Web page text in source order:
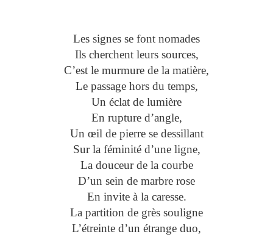
Les signes se font nomades
Ils cherchent leurs sources,
C’est le murmure de la matière,
Le passage hors du temps,
Un éclat de lumière
En rupture d’angle,
Un œil de pierre se dessillant
Sur la féminité d’une ligne,
La douceur de la courbe
D’un sein de marbre rose
En invite à la caresse.
La partition de grès souligne
L’étreinte d’un étrange duo,